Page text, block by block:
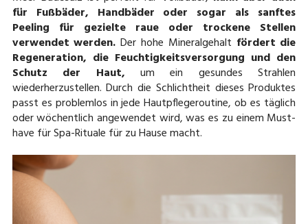
für Fußbäder, Handbäder oder sogar als sanftes
Peeling für gezielte raue oder trockene Stellen
verwendet werden.Der hohe Mineralgehalt fördert die
Regeneration, die Feuchtigkeitsversorgung und den
Schutz der Haut, um ein gesundes Strahlen
wiederherzustellen. Durch die Schlichtheit dieses Produktes
passt es problemlos in jede Hautpflegeroutine, ob es täglich
oder wöchentlich angewendet wird, was es zu einem Must-
have für Spa-Rituale für zu Hause macht.